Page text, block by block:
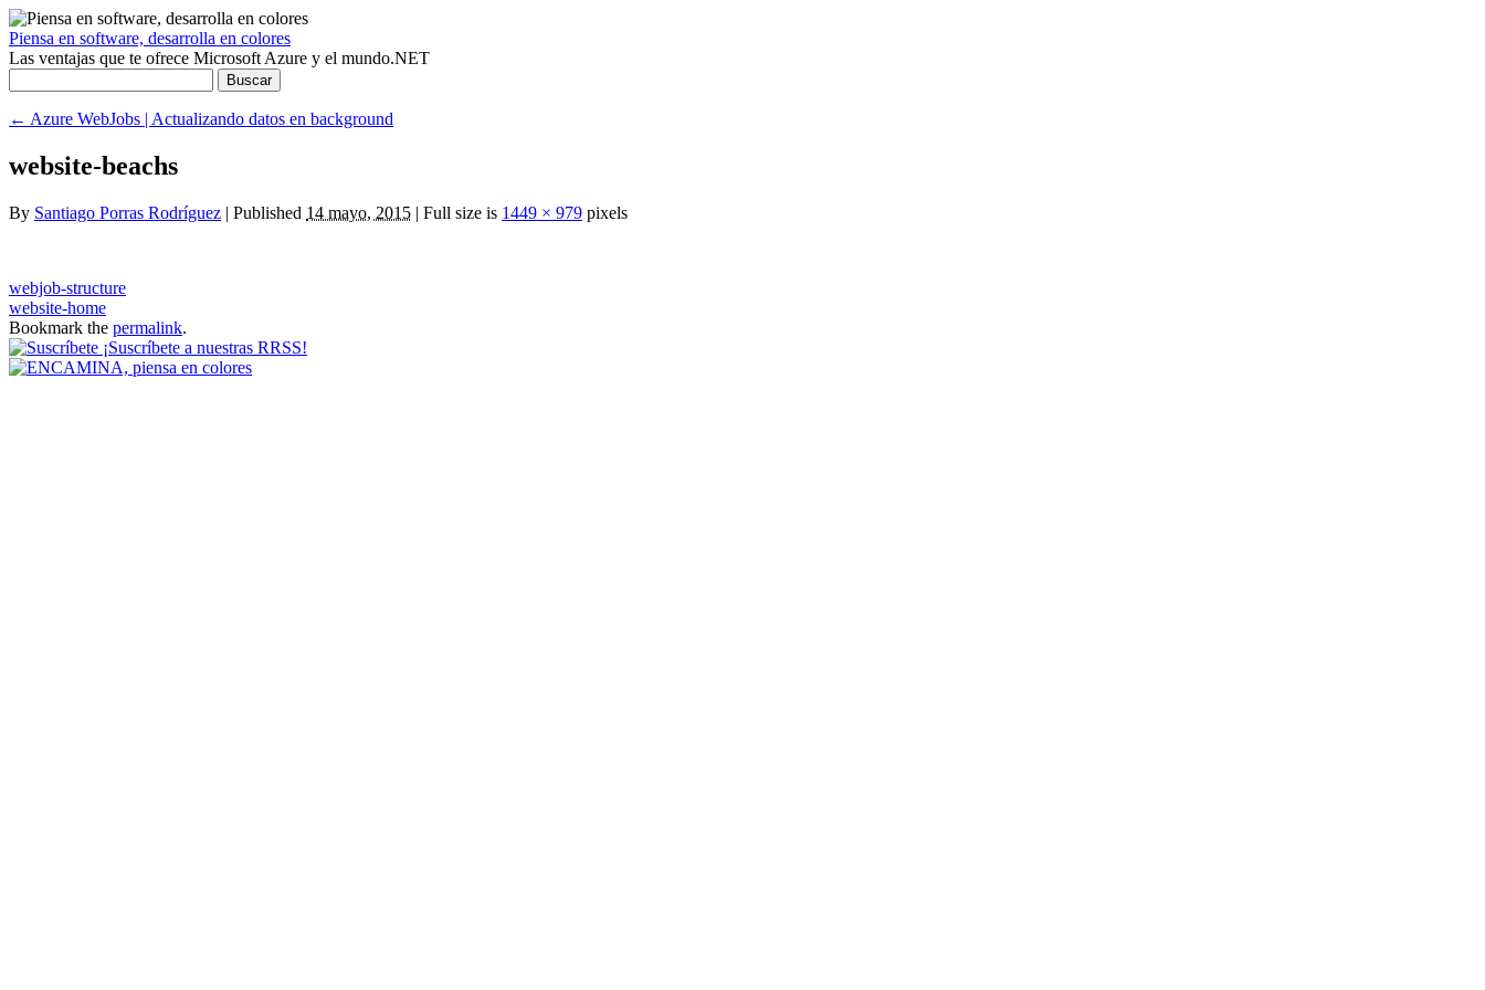
Piensa en software, desarrolla en colores
Las ventajas que te ofrece Microsoft Azure y el mundo.NET
← Azure WebJobs | Actualizando datos en background
website-beachs
By Santiago Porras Rodríguez | Published 14 mayo, 2015 | Full size is 1449 × 979 pixels
webjob-structure
website-home
Bookmark the permalink.
¡Suscríbete a nuestras RRSS!